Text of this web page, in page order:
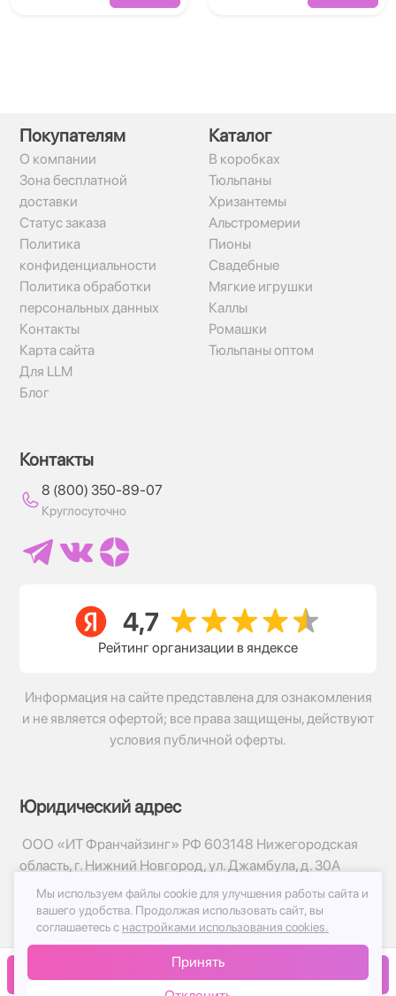
В корзину
Покупателям
О компании
Зона бесплатной
доставки
Статус заказа
Политика
конфиденциальности
Политика обработки
персональных данных
Контакты
Карта сайта
Для LLM
Блог
Каталог
В коробках
Тюльпаны
Хризантемы
Альстромерии
Пионы
Свадебные
Мягкие игрушки
Каллы
Ромашки
Тюльпаны оптом
Контакты
8 (800) 350-89-07
Круглосуточно
Рейтинг организации в яндексе
Информация на сайте представлена для ознакомления
и не является офертой; все права защищены, действуют
условия публичной оферты.
Юридический адрес
ООО «ИТ Франчайзинг» РФ 603148 Нижегородская
область, г. Нижний Новгород, ул. Джамбула, д. 30А
© 2017-2026г, База Цветов 24.ру
Политика конфиденциальности
Публичная оферта
Мы используем файлы cookie для улучшения работы сайта и
вашего удобства. Продолжая использовать сайт, вы
соглашаетесь с настройками использования cookies.
Принять